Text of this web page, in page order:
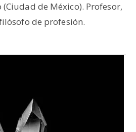
(Ciudad de México). Profesor,
de profesión.